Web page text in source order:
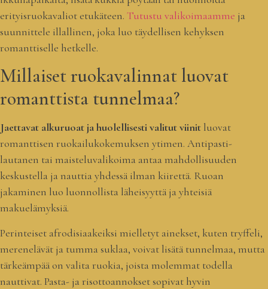
erityisruokavaliot etukäteen. Tutustu valikoimaamme ja
suunnittele illallinen, joka luo täydellisen kehyksen
romanttiselle hetkelle.
Millaiset ruokavalinnat luovat
romanttista tunnelmaa?
Jaettavat alkuruoat ja huolellisesti valitut viinit luovat
romanttisen ruokailukokemuksen ytimen. Antipasti-
lautanen tai maisteluvalikoima antaa mahdollisuuden
keskustella ja nauttia yhdessä ilman kiirettä. Ruoan
jakaminen luo luonnollista läheisyyttä ja yhteisiä
makuelämyksiä.
Perinteiset afrodisiaakeiksi mielletyt ainekset, kuten tryffeli,
merenelävät ja tumma suklaa, voivat lisätä tunnelmaa, mutta
tärkeämpää on valita ruokia, joista molemmat todella
nauttivat. Pasta- ja risottoannokset sopivat hyvin